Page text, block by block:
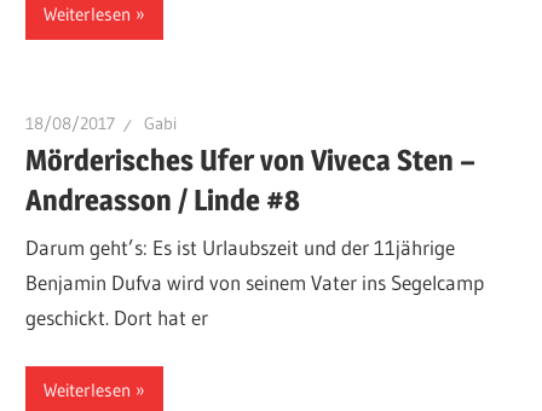
Weiterlesen
18/08/2017 Gabi
Mörderisches Ufer von Viveca Sten –
Andreasson / Linde #8
Darum geht’s: Es ist Urlaubszeit und der 11jährige
Benjamin Dufva wird von seinem Vater ins Segelcamp
geschickt. Dort hat er
Weiterlesen